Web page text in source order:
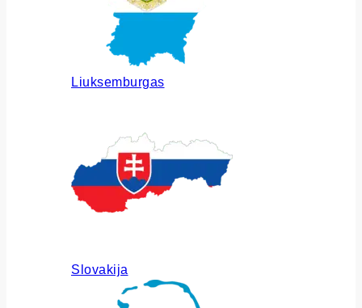
Liuksemburgas
Slovakija